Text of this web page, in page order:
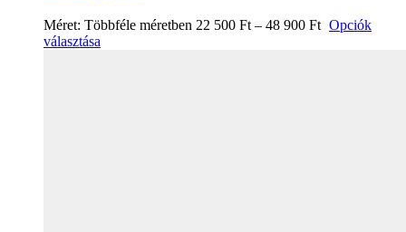
Méret: Többféle méretben 22 500 Ft – 48 900 Ft Opciók
választása